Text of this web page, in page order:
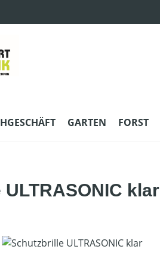
GARTEN FORST
klar